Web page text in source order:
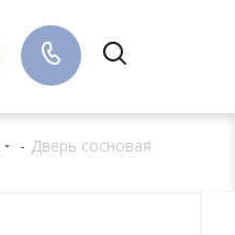
- Дверь сосновая